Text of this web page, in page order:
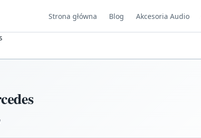
Strona główna Blog Akcesoria Audio